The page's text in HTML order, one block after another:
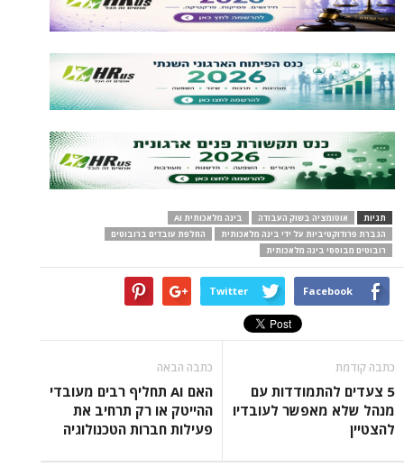
תגיות אוטומציה בשוק העבודה
בינה מלאכותית AI
הגברת פרודוקטיביות על ידי בינה מלאכותית
החלפת עובדים ברובוטים
רובוטים מבוססי בינה מלאכותית
Facebook
Twitter
כתבה קודמת
5 צעדים להתמודדות עם
מנהל שלא מאפשר לעובדיו
להצטיין
כתבה הבאה
האם AI תחליף רבים מעובדי
ההייטק או רק תרחיב את
פעילות חברות הטכנולוגיה